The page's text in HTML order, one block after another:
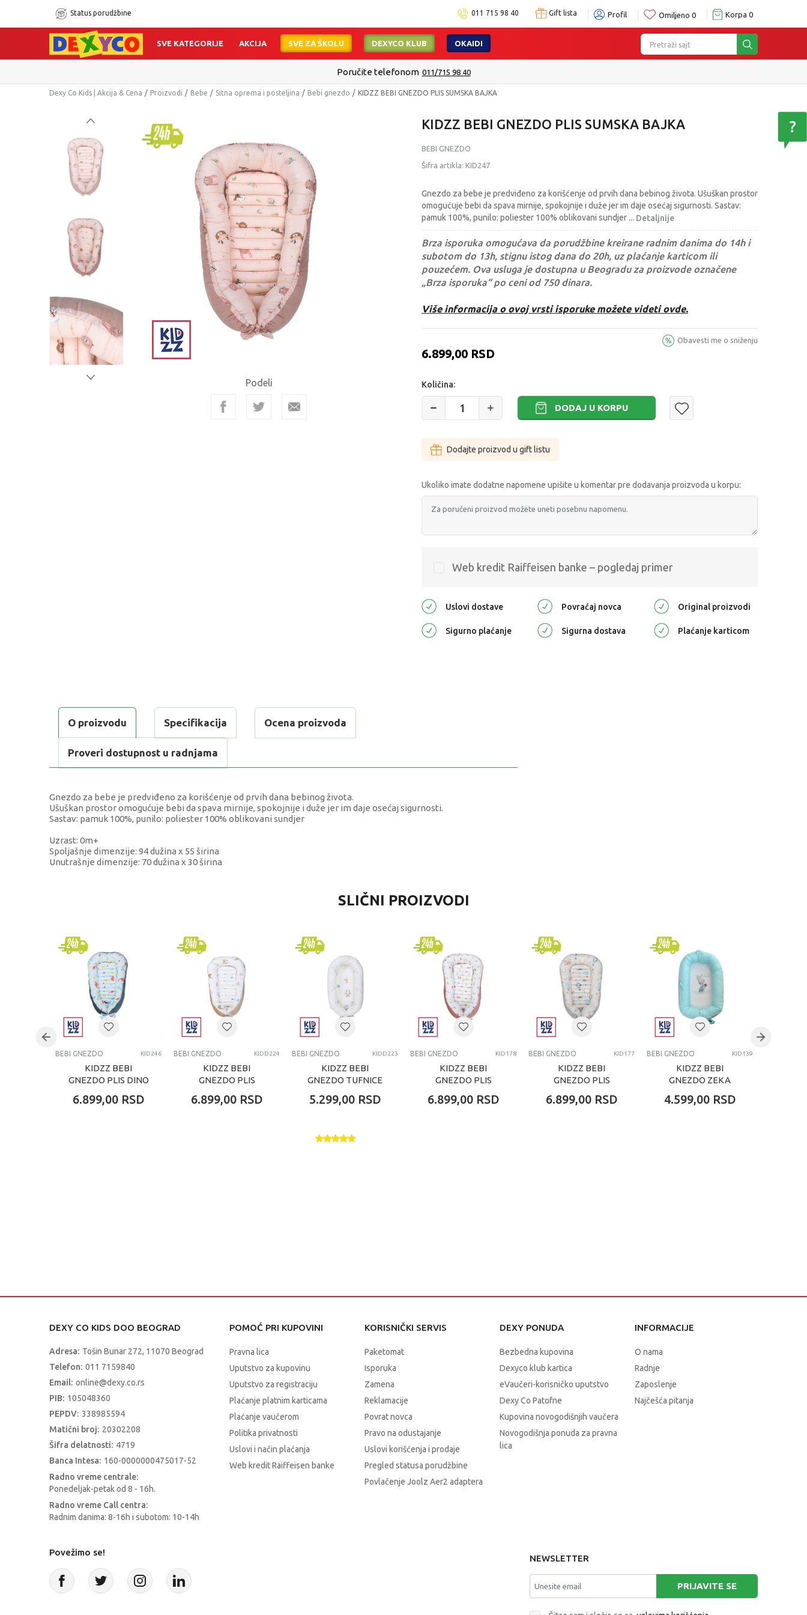
Status porudžbine 011 715 98 40 Gift lista Profil Omiljeno 0 Korpa 0
Pretraži sajt
SVE KATEGORIJE AKCIJA SVE ZA ŠKOLU DEXYCO KLUB OKAIDI
Poručite telefonom 011/715 98 40
Dexy Co Kids | Akcija & Cena Proizvodi Bebe Sitna oprema i posteljina Bebi gnezdo KIDZZ BEBI GNEZDO PLIS SUMSKA BAJKA
Podeli
KIDZZ BEBI GNEZDO PLIS SUMSKA BAJKA
BEBI GNEZDO
Šifra artikla: KID247
Gnezdo za bebe je predviđeno za korišćenje od prvih dana bebinog života. Ušuškan prostor
omogućuje bebi da spava mirnije, spokojnije i duže jer im daje osećaj sigurnosti. Sastav:
pamuk 100%, punilo: poliester 100% oblikovani sundjer ... Detaljnije
Brza isporuka omogućava da porudžbine kreirane radnim danima do 14h i
subotom do 13h, stignu istog dana do 20h, uz plaćanje karticom ili
pouzećem. Ova usluga je dostupna u Beogradu za proizvode označene
„Brza isporuka“ po ceni od 750 dinara.
Više informacija o ovoj vrsti isporuke možete videti ovde.
6.899,00 RSD
Obavesti me o sniženju
Količina:
DODAJ U KORPU
Dodajte proizvod u gift listu
Ukoliko imate dodatne napomene upišite u komentar pre dodavanja proizvoda u korpu:
Web kredit Raiffeisen banke – pogledaj primer
Uslovi dostave Povraćaj novca Original proizvodi
Sigurno plaćanje Sigurna dostava Plaćanje karticom
O proizvodu Specifikacija Ocena proizvoda
Proveri dostupnost u radnjama
Gnezdo za bebe je predviđeno za korišćenje od prvih dana bebinog života.
Ušuškan prostor omogućuje bebi da spava mirnije, spokojnije i duže jer im daje osećaj sigurnosti.
Sastav: pamuk 100%, punilo: poliester 100% oblikovani sundjer
Uzrast: 0m+
Spoljašnje dimenzije: 94 dužina x 55 širina
Unutrašnje dimenzije: 70 dužina x 30 širina
Bebi gnezdo
Brend
Uzrast 0+ meseci
Kategorija BEBI GNEZDO
SLIČNI PROIZVODI
BEBI GNEZDO KID246
KIDZZ BEBI
GNEZDO PLIS DINO
6.899,00 RSD
BEBI GNEZDO KIDD224
KIDZZ BEBI
GNEZDO PLIS
6.899,00 RSD
BEBI GNEZDO KIDD223
KIDZZ BEBI
GNEZDO TUFNICE
5.299,00 RSD
BEBI GNEZDO KID178
KIDZZ BEBI
GNEZDO PLIS
6.899,00 RSD
BEBI GNEZDO KID177
KIDZZ BEBI
GNEZDO PLIS
6.899,00 RSD
BEBI GNEZDO KID139
KIDZZ BEBI
GNEZDO ZEKA
4.599,00 RSD
DEXY CO KIDS DOO BEOGRAD
Adresa: Tošin Bunar 272, 11070 Beograd
Telefon: 011 7159840
Email: online@dexy.co.rs
PIB: 105048360
PEPDV: 338985594
Matični broj: 20302208
Šifra delatnosti: 4719
Banca Intesa: 160-0000000475017-52
Radno vreme centrale:
Ponedeljak-petak od 8 - 16h.
Radno vreme Call centra:
Radnim danima: 8-16h i subotom: 10-14h
POMOĆ PRI KUPOVINI
Pravna lica
Uputstvo za kupovinu
Uputstvo za registraciju
Plaćanje platnim karticama
Plaćanje vaučerom
Politika privatnosti
Uslovi i način plaćanja
Web kredit Raiffeisen banke
KORISNIČKI SERVIS
Paketomat
Isporuka
Zamena
Reklamacije
Povrat novca
Pravo na odustajanje
Uslovi korišćenja i prodaje
Pregled statusa porudžbine
Povlačenje Joolz Aer2 adaptera
DEXY PONUDA
Bezbedna kupovina
Dexyco klub kartica
eVaučeri-korisničko uputstvo
Dexy Co Patofne
Kupovina novogodišnjih vaučera
Novogodišnja ponuda za pravna
lica
INFORMACIJE
O nama
Radnje
Zaposlenje
Najčešća pitanja
Povežimo se!
NEWSLETTER
PRIJAVITE SE